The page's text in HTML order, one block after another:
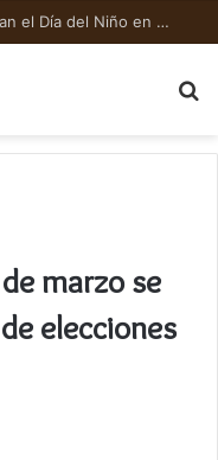
Más de 1,500 niñas y niños celebran el Día del Niño en un ambiente de alegría y sana convivencia.
marzo se
elecciones